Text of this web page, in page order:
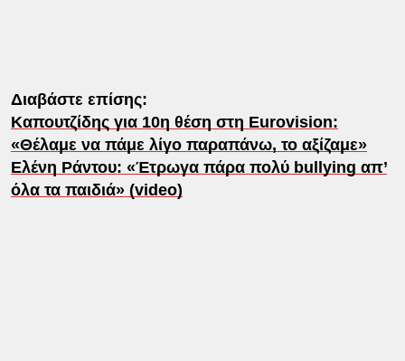
Διαβάστε επίσης:
Καπουτζίδης για 10η θέση στη Eurovision:
«Θέλαμε να πάμε λίγο παραπάνω, το αξίζαμε»
Ελένη Ράντου: «Έτρωγα πάρα πολύ bullying απ’
όλα τα παιδιά» (video)